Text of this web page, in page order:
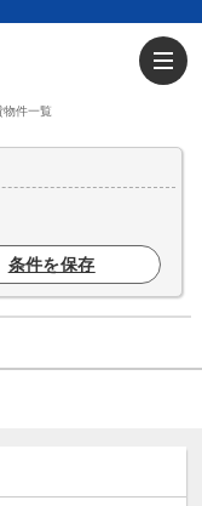
件一覧
条件を保存